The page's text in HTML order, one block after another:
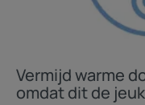
Vermijd warme
omdat dit de